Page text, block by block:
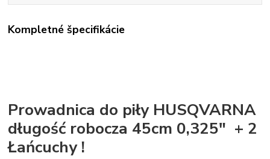
Kompletné špecifikácie
Prowadnica do piły HUSQVARNA
długość robocza 45cm 0,325" + 2
Łańcuchy !